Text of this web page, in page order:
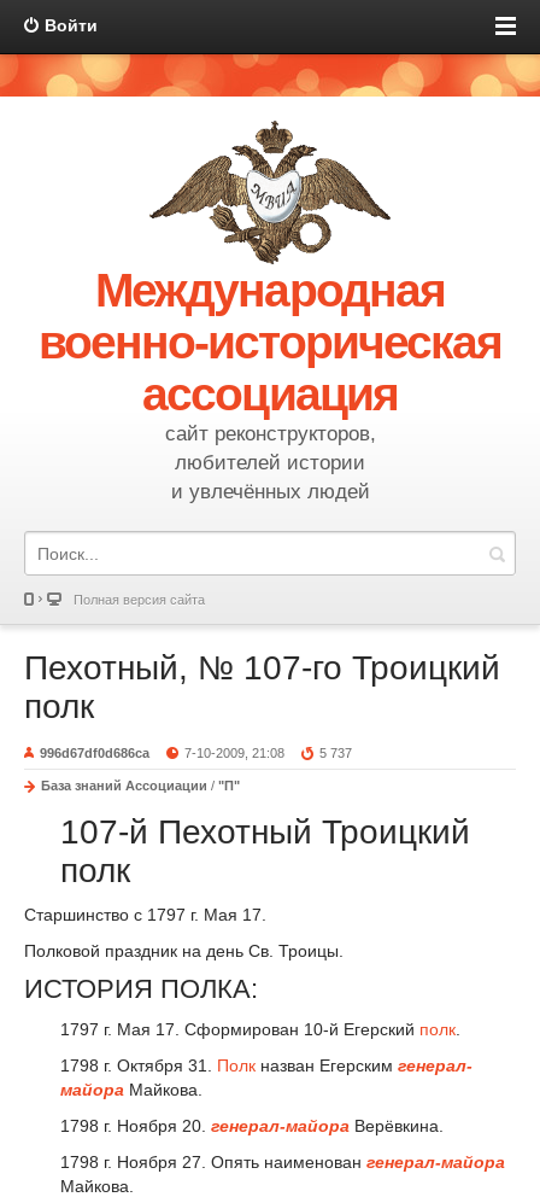
Войти
Международная
военно-историческая
ассоциация
сайт реконструкторов,
любителей истории
и увлечённых людей
Полная версия сайта
Пехотный, № 107-го Троицкий
полк
996d67df0d686ca 7-10-2009, 21:08 5 737
База знаний Ассоциации / "П"
107-й Пехотный Троицкий
полк
Старшинство с 1797 г. Мая 17.
Полковой праздник на день Св. Троицы.
ИСТОРИЯ ПОЛКА:
1797 г. Мая 17. Сформирован 10-й Егерский полк
1798 г. Октября 31. Полк назван Егерским генерал-
майора Майкова.
1798 г. Ноября 20. генерал-майора Верёвкина.
1798 г. Ноября 27. Опять наименован генерал-майора
Майкова.